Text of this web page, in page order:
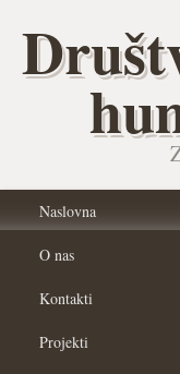
Naslovna
O nas
Kontakti
Projekti